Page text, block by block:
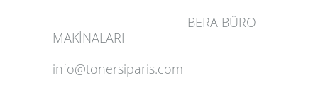
BERA BÜRO
MAKİNALARI
info@tonersiparis.com